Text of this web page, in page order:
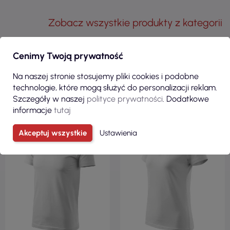
Zobacz wszystkie produkty z kategorii
KLIENCI, KTÓRZY ZAKUPILI TEN
PRODUKT, KUPILI RÓWNIEŻ:
REGULAR
200 G/M²
KRÓJ TALIOWANY
Cenimy Twoją prywatność
Na naszej stronie stosujemy pliki cookies i podobne
technologie, które mogą służyć do personalizacji reklam.
Szczegóły w naszej polityce prywatności. Dodatkowe
informacje tutaj
Akceptuj wszystkie Ustawienia